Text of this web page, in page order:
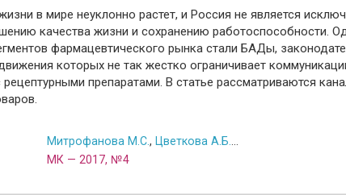
в мире неуклонно растет, и Россия не является
качества жизни и сохранению работоспособности.
фармацевтического рынка стали БАДы,
которых не так жестко ограничивает
рецептурными препаратами. В статье рассматриваются
Митрофанова М.С., Цветкова А.Б.
МК — 2017, №4